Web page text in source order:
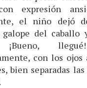
expresión
el niño dejó
galope del caballo
con los ojos
bien separadas